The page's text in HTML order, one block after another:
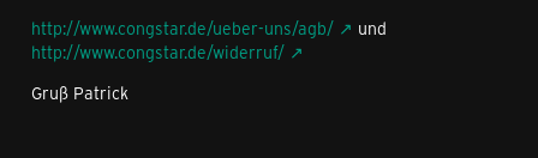
http://www.congstar.de/ueber-uns/agb/
und
http://www.congstar.de/widerruf/
Gruß Patrick